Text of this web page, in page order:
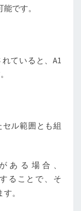
です。
ていると、A1
セル範囲とも組
ある場合、
ることで、そ
。